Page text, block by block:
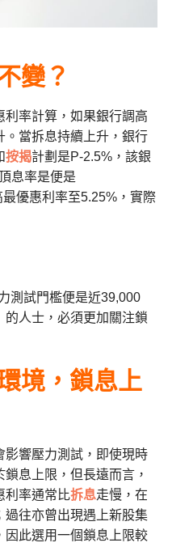
變？
率計算，如果銀行調高
。當拆息持續上升，銀行
按揭計劃是P-2.5%，該銀
息率是便是
優惠利率至5.25%，實際
測試門檻便是近39,000
的人士，必須更加關注鎖
境，鎖息上
影響壓力測試，即使現時
息上限，但長遠而言，
利率通常比拆息走慢，在
過往亦曾出現遇上新股集
因此選用一個鎖息上限較